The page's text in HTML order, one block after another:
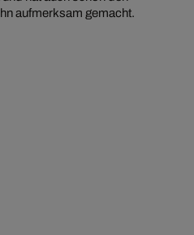
aufmerksam gemacht.